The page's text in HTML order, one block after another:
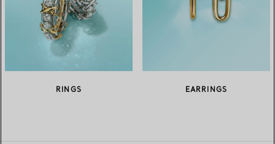
RINGS EARRINGS